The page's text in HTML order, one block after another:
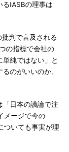
るIASBの理事は
判で言及される
の指標で会社の
純ではない」と
のがいいのか、
日本の議論で注
メージで今の
ついても事実が理